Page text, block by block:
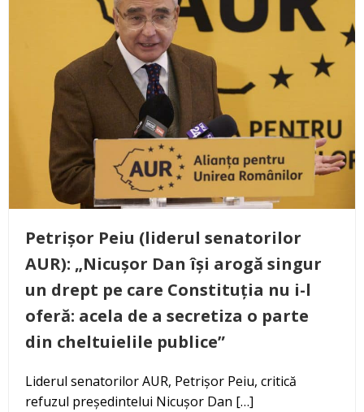
Petrișor Peiu (liderul senatorilor
AUR): „Nicușor Dan își arogă singur
un drept pe care Constituția nu i-l
oferă: acela de a secretiza o parte
din cheltuielile publice”
Liderul senatorilor AUR, Petrișor Peiu, critică
refuzul președintelui Nicușor Dan […]